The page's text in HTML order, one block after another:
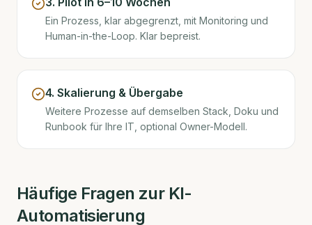
Ein Prozess, klar abgegrenzt, mit Monitoring und
Human-in-the-Loop. Klar bepreist.
4. Skalierung & Übergabe
Weitere Prozesse auf demselben Stack, Doku und
Runbook für Ihre IT, optional Owner-Modell.
Häufige Fragen zur KI-
Automatisierung